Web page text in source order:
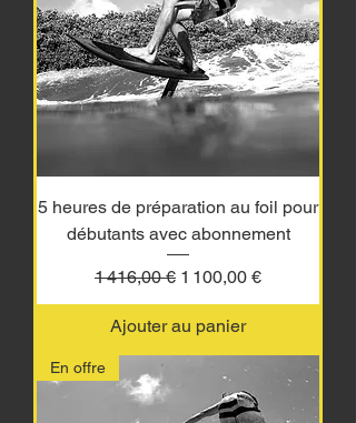
5 heures de préparation au foil pour
débutants avec abonnement
Prix original
1 416,00 € Prix promotionnel
1 100,00 €
Ajouter au panier
En offre